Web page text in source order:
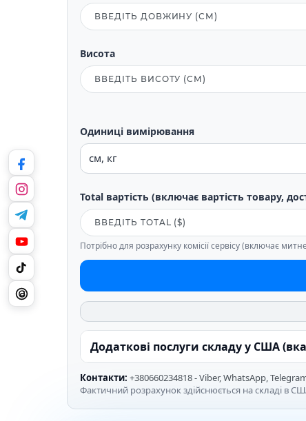
Висота
Одиниці вимірювання
Total вартість (включає вартість товару,
Потрібно для розрахунку комісії сервісу (включає
Додаткові послуги складу у США
Контакти: +380660234818 - Viber, WhatsApp,
Фактичний розрахунок здійснюється на складі в